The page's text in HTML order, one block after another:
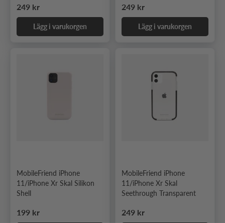
Ordinarie pris
249 kr
Lägg i varukorgen
Ordinarie pris
249 kr
Lägg i varukorgen
MobileFriend iPhone
11/iPhone Xr Skal Silikon
Shell
Ordinarie pris
199 kr
MobileFriend iPhone
11/iPhone Xr Skal
Seethrough Transparent
Ordinarie pris
249 kr